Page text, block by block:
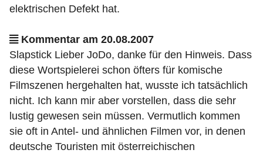
elektrischen Defekt hat.
Kommentar am 20.08.2007
Slapstick Lieber JoDo, danke für den Hinweis. Dass
diese Wortspielerei schon öfters für komische
Filmszenen hergehalten hat, wusste ich tatsächlich
nicht. Ich kann mir aber vorstellen, dass die sehr
lustig gewesen sein müssen. Vermutlich kommen
sie oft in Antel- und ähnlichen Filmen vor, in denen
deutsche Touristen mit österreichischen